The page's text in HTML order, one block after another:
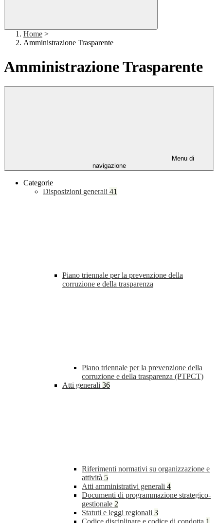
Home >
Amministrazione Trasparente
Amministrazione Trasparente
Menu di
navigazione
Categorie
Disposizioni generali 41
Piano triennale per la prevenzione della
corruzione e della trasparenza
Piano triennale per la prevenzione della
corruzione e della trasparenza (PTPCT)
Atti generali 36
Riferimenti normativi su organizzazione e
attività 5
Atti amministrativi generali 4
Documenti di programmazione strategico-
gestionale 2
Statuti e leggi regionali 3